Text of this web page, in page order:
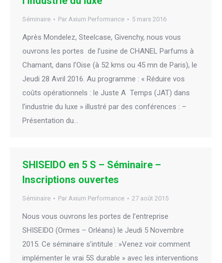
Séminaire Par Axium Performance 5 mars 2016
Après Mondelez, Steelcase, Givenchy, nous vous
ouvrons les portes de l’usine de CHANEL Parfums à
Chamant, dans l’Oise (à 52 kms ou 45 mn de Paris), le
Jeudi 28 Avril 2016. Au programme : « Réduire vos
coûts opérationnels : le Juste A Temps (JAT) dans
l’industrie du luxe » illustré par des conférences : –
Présentation du…
SHISEIDO en 5 S – Séminaire –
Inscriptions ouvertes
Séminaire Par Axium Performance 27 août 2015
Nous vous ouvrons les portes de l’entreprise
SHISEIDO (Ormes – Orléans) le Jeudi 5 Novembre
2015. Ce séminaire s’intitule : »Venez voir comment
implémenter le vrai 5S durable » avec les interventions